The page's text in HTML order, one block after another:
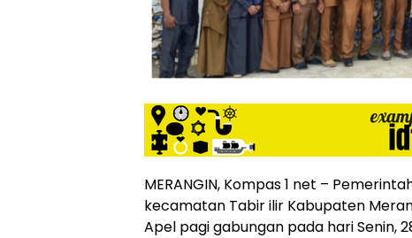
MERANGIN, Kompas 1 net –
kecamatan Tabir ilir Kabupaten
Apel pagi gabungan pada hari Senin,